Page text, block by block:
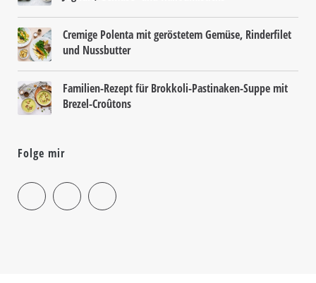
Cremige Polenta mit geröstetem Gemüse, Rinderfilet
und Nussbutter
Familien-Rezept für Brokkoli-Pastinaken-Suppe mit
Brezel-Croûtons
Folge mir